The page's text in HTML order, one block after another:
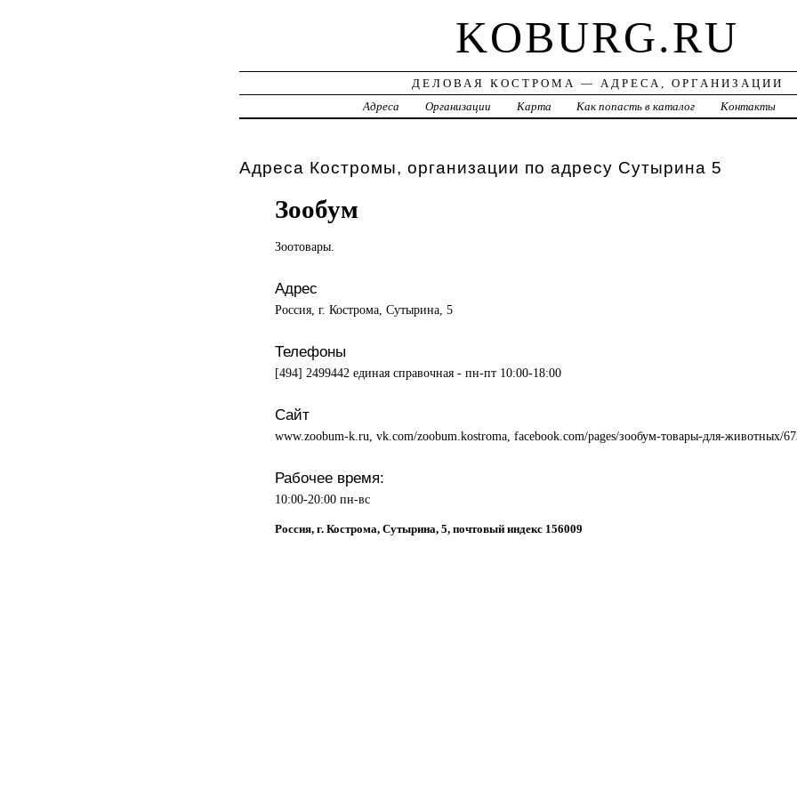
KOBURG.RU
ДЕЛОВАЯ КОСТРОМА — АДРЕСА, ОРГАНИЗАЦИИ
Адреса
Организации Карта Как попасть в каталог Контакты
Адреса Костромы, организации по адресу Сутырина 5
Зообум
Зоотовары.
Адрес
Россия, г. Кострома, Сутырина, 5
Телефоны
[494] 2499442 единая справочная - пн-пт 10:00-18:00
Сайт
www.zoobum-k.ru, vk.com/zoobum.kostroma, facebook.com/pages/зообум-товары-для-животных/
Рабочее время:
10:00-20:00 пн-вс
Россия, г. Кострома, Сутырина, 5, почтовый индекс 156009